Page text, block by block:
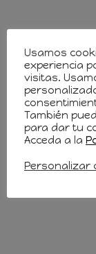
Usamos
experiencia
visitas.
También
para dar tu
Acceda a la
Personalizar